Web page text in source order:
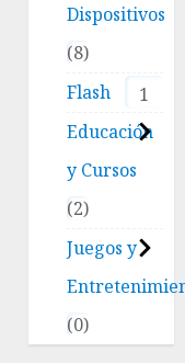
Dispositivos
8
Flash
1
Educación
y Cursos
2
Juegos y
0